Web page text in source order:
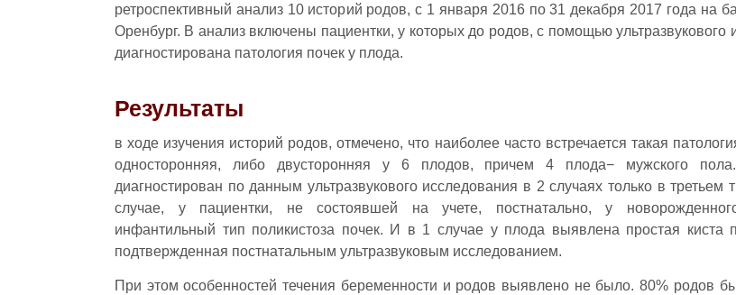
ретроспективный анализ 10 историй родов, с 1 января 2016 по 31 декабря 2017 года на
Оренбург. В анализ включены пациентки, у которых до родов, с помощью ультразвукового
диагностирована патология почек у плода.
Результаты
в ходе изучения историй родов, отмечено, что наиболее часто встречается такая
односторонняя, либо двусторонняя у 6 плодов, причем 4 плода− мужского
диагностирован по данным ультразвукового исследования в 2 случаях только в третьем
случае, у пациентки, не состоявшей на учете, постнатально, у
инфантильный тип поликистоза почек. И в 1 случае у плода выявлена простая киста
подтвержденная постнатальным ультразвуковым исследованием.
При этом особенностей течения беременности и родов выявлено не было. 80% родов